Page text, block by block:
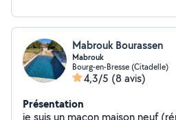
Mabrouk Bourassen
Mabrouk
Bourg-en-Bresse (Citadelle)
4,3/5 (8 avis)
Présentation
je suis un maçon maison neuf (rénovation) piscine. murs.